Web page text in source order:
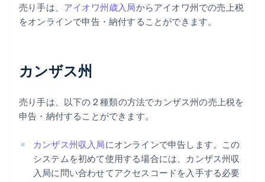
売り手は、 アイオワ州歳入局からアイオワ州での売上税
をオンラインで申告・納付することができます。
カンザス州
売り手は、以下の 2 種類の方法でカンザス州の売上税を
申告・納付することができます。
カンザス州収入局にオンラインで申告します。この
システムを初めて使用する場合には、カンザス州収
入局に問い合わせてアクセスコードを入手する必要